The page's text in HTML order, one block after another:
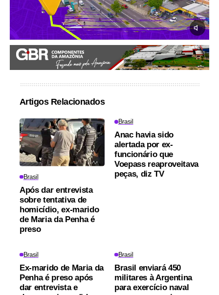
Artigos Relacionados
Brasil
Após dar entrevista
sobre tentativa de
homicídio, ex-marido
de Maria da Penha é
preso
Brasil
Anac havia sido
alertada por ex-
funcionário que
Voepass reaproveitava
peças, diz TV
Brasil
Ex-marido de Maria da
Penha é preso após
dar entrevista e
Brasil
Brasil enviará 450
militares à Argentina
para exercício naval